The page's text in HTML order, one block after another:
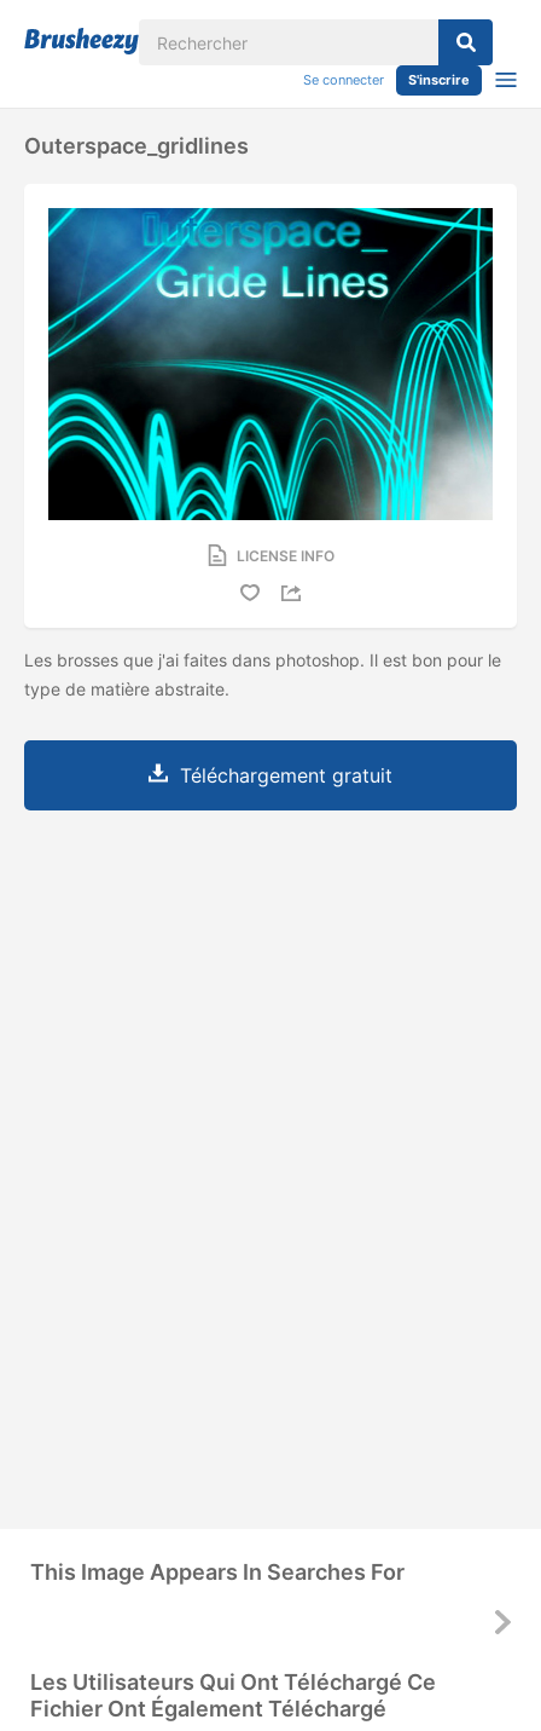
Se connecter S'inscrire
Outerspace_gridlines
LICENSE INFO
Les brosses que j'ai faites dans photoshop. Il est bon pour le
type de matière abstraite.
Téléchargement gratuit
This Image Appears In Searches For
Les Utilisateurs Qui Ont Téléchargé Ce
Fichier Ont Également Téléchargé